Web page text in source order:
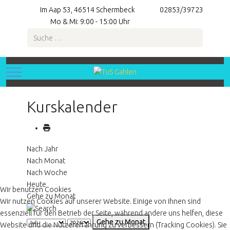
Im Aap 53, 46514 Schermbeck
02853/39723
Mo & Mi: 9:00 - 15:00 Uhr
Suchen
Mobile Menu Toggle
Kurskalender
Nach Jahr
Nach Monat
Nach Woche
Heute
Gehe zu Monat
Gehe zu Monat
Wir benutzen Cookies
Wir nutzen Cookies auf unserer Website. Einige von ihnen sind
essenziell für den Betrieb der Seite, während andere uns helfen, diese
Website und die Nutzererfahrung zu verbessern (Tracking Cookies). Sie